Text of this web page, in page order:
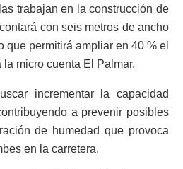
trabajan en la construcción de
con seis metros de ancho
que permitirá ampliar en 40 % el
micro cuenta El Palmar.
incrementar la capacidad
a prevenir posibles
de humedad que provoca
en la carretera.